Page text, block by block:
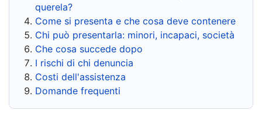
querela?
Come si presenta e che cosa deve contenere
Chi può presentarla: minori, incapaci, società
Che cosa succede dopo
I rischi di chi denuncia
Costi dell'assistenza
Domande frequenti